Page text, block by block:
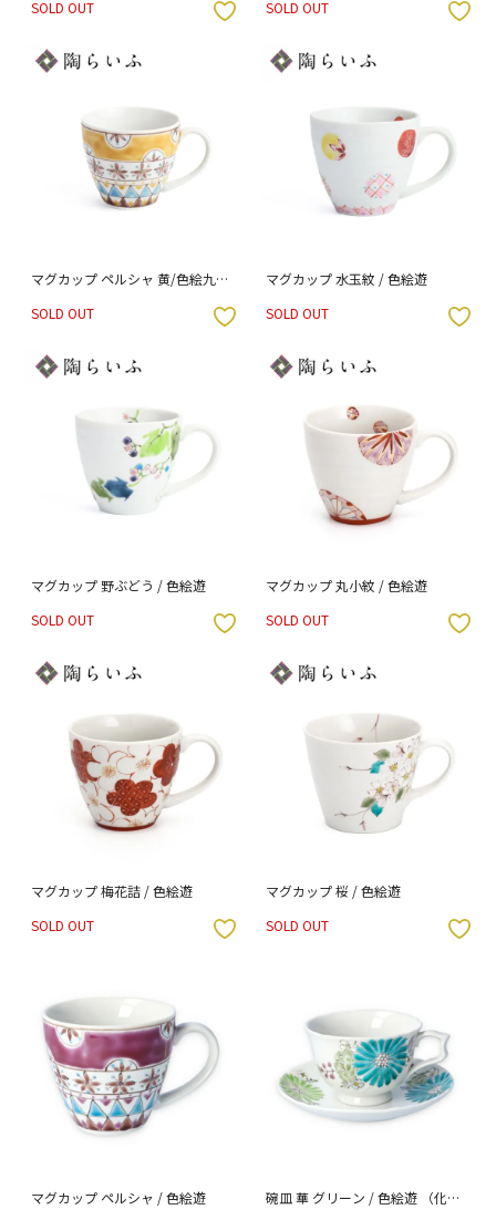
SOLD OUT SOLD OUT
お気に入りボタン
マグカップ ペルシャ 黄/色絵九谷
SOLD OUT
マグカップ 水玉紋 / 色絵遊
SOLD OUT
お気に入りボタン
マグカップ 野ぶどう / 色絵遊
SOLD OUT
マグカップ 丸小紋 / 色絵遊
SOLD OUT
お気に入りボタン
マグカップ 梅花詰 / 色絵遊
SOLD OUT
マグカップ 桜 / 色絵遊
SOLD OUT
お気に入りボタン
マグカップ ペルシャ / 色絵遊
碗皿 華 グリーン / 色絵遊 （化粧